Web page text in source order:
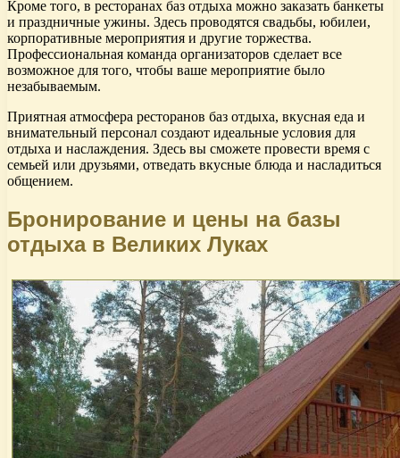
Кроме того, в ресторанах баз отдыха можно заказать банкеты
и праздничные ужины. Здесь проводятся свадьбы, юбилеи,
корпоративные мероприятия и другие торжества.
Профессиональная команда организаторов сделает все
возможное для того, чтобы ваше мероприятие было
незабываемым.
Приятная атмосфера ресторанов баз отдыха, вкусная еда и
внимательный персонал создают идеальные условия для
отдыха и наслаждения. Здесь вы сможете провести время с
семьей или друзьями, отведать вкусные блюда и насладиться
общением.
Бронирование и цены на базы
отдыха в Великих Луках